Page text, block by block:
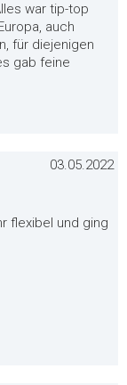
war tip-top
auch
für diejenigen
gab feine
03.05.2022
flexibel und ging